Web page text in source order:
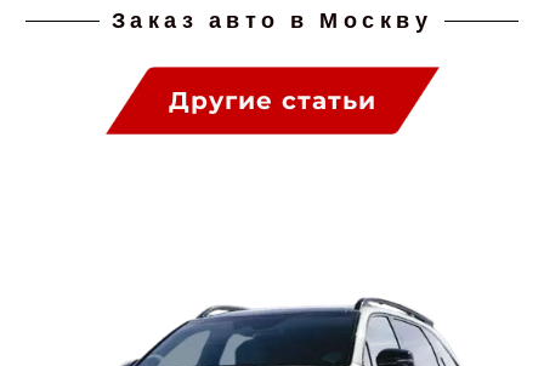
Заказ авто в Москву
Другие статьи